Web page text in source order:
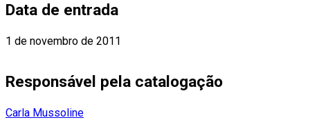
Data de entrada
1 de novembro de 2011
Responsável pela catalogação
Carla Mussoline